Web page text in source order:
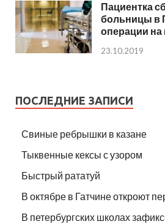
Пациентка
больницы в
операции на
23.10.2019
ПОСЛЕДНИЕ ЗАПИСИ
Свиные ребрышки в казане
Тыквенные кексы с узором
Быстрый рататуй
В октябре в Гатчине откроют
В петербургских школах